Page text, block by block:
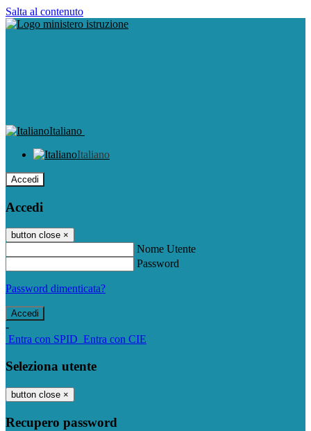
Salta al contenuto
Italiano
Italiano
Accedi
Accedi
button close ×
Nome Utente
Password
Password dimenticata?
-
Entra con SPID Entra con CIE
Seleziona utente
button close ×
Recupero password